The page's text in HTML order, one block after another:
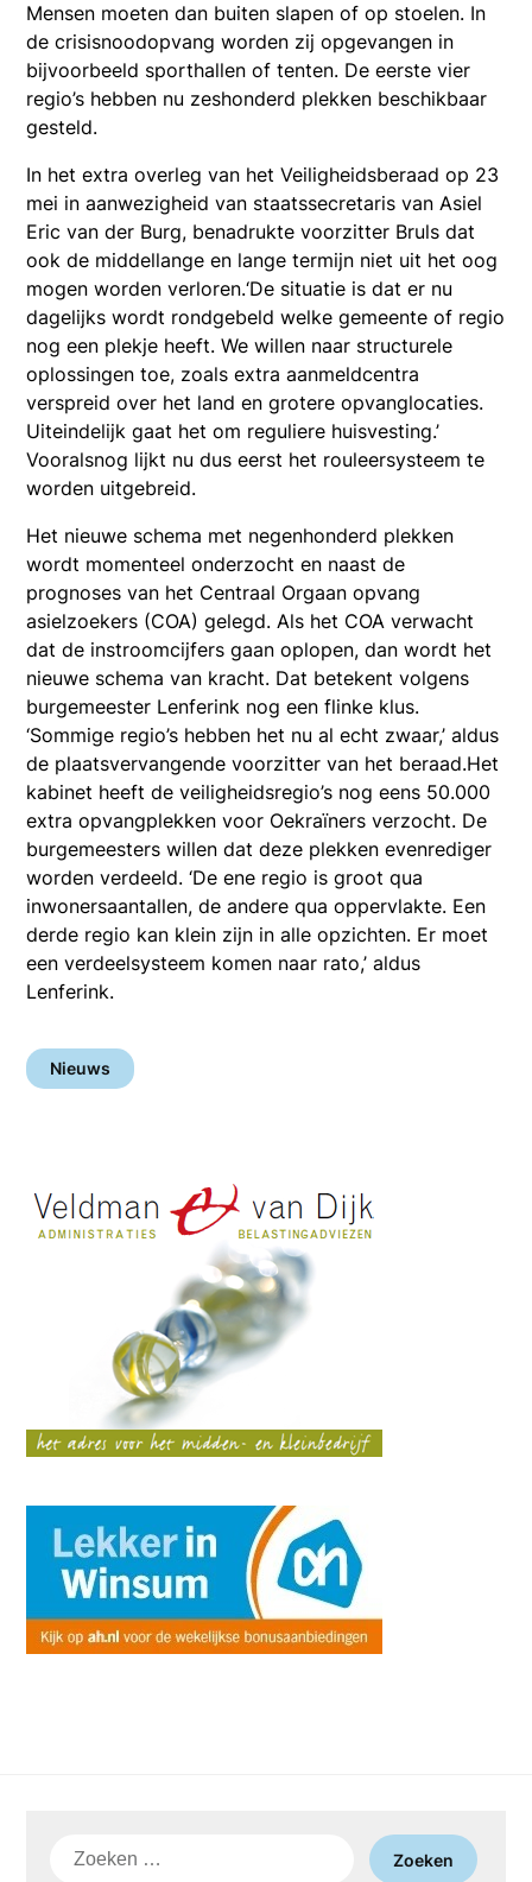
Mensen moeten dan buiten slapen of op stoelen. In
de crisisnoodopvang worden zij opgevangen in
bijvoorbeeld sporthallen of tenten. De eerste vier
regio’s hebben nu zeshonderd plekken beschikbaar
gesteld.
In het extra overleg van het Veiligheidsberaad op 23
mei in aanwezigheid van staatssecretaris van Asiel
Eric van der Burg, benadrukte voorzitter Bruls dat
ook de middellange en lange termijn niet uit het oog
mogen worden verloren.‘De situatie is dat er nu
dagelijks wordt rondgebeld welke gemeente of regio
nog een plekje heeft. We willen naar structurele
oplossingen toe, zoals extra aanmeldcentra
verspreid over het land en grotere opvanglocaties.
Uiteindelijk gaat het om reguliere huisvesting.’
Vooralsnog lijkt nu dus eerst het rouleersysteem te
worden uitgebreid.
Het nieuwe schema met negenhonderd plekken
wordt momenteel onderzocht en naast de
prognoses van het Centraal Orgaan opvang
asielzoekers (COA) gelegd. Als het COA verwacht
dat de instroomcijfers gaan oplopen, dan wordt het
nieuwe schema van kracht. Dat betekent volgens
burgemeester Lenferink nog een flinke klus.
‘Sommige regio’s hebben het nu al echt zwaar,’ aldus
de plaatsvervangende voorzitter van het beraad.Het
kabinet heeft de veiligheidsregio’s nog eens 50.000
extra opvangplekken voor Oekraïners verzocht. De
burgemeesters willen dat deze plekken evenrediger
worden verdeeld. ‘De ene regio is groot qua
inwonersaantallen, de andere qua oppervlakte. Een
derde regio kan klein zijn in alle opzichten. Er moet
een verdeelsysteem komen naar rato,’ aldus
Lenferink.
Nieuws
Zoeken